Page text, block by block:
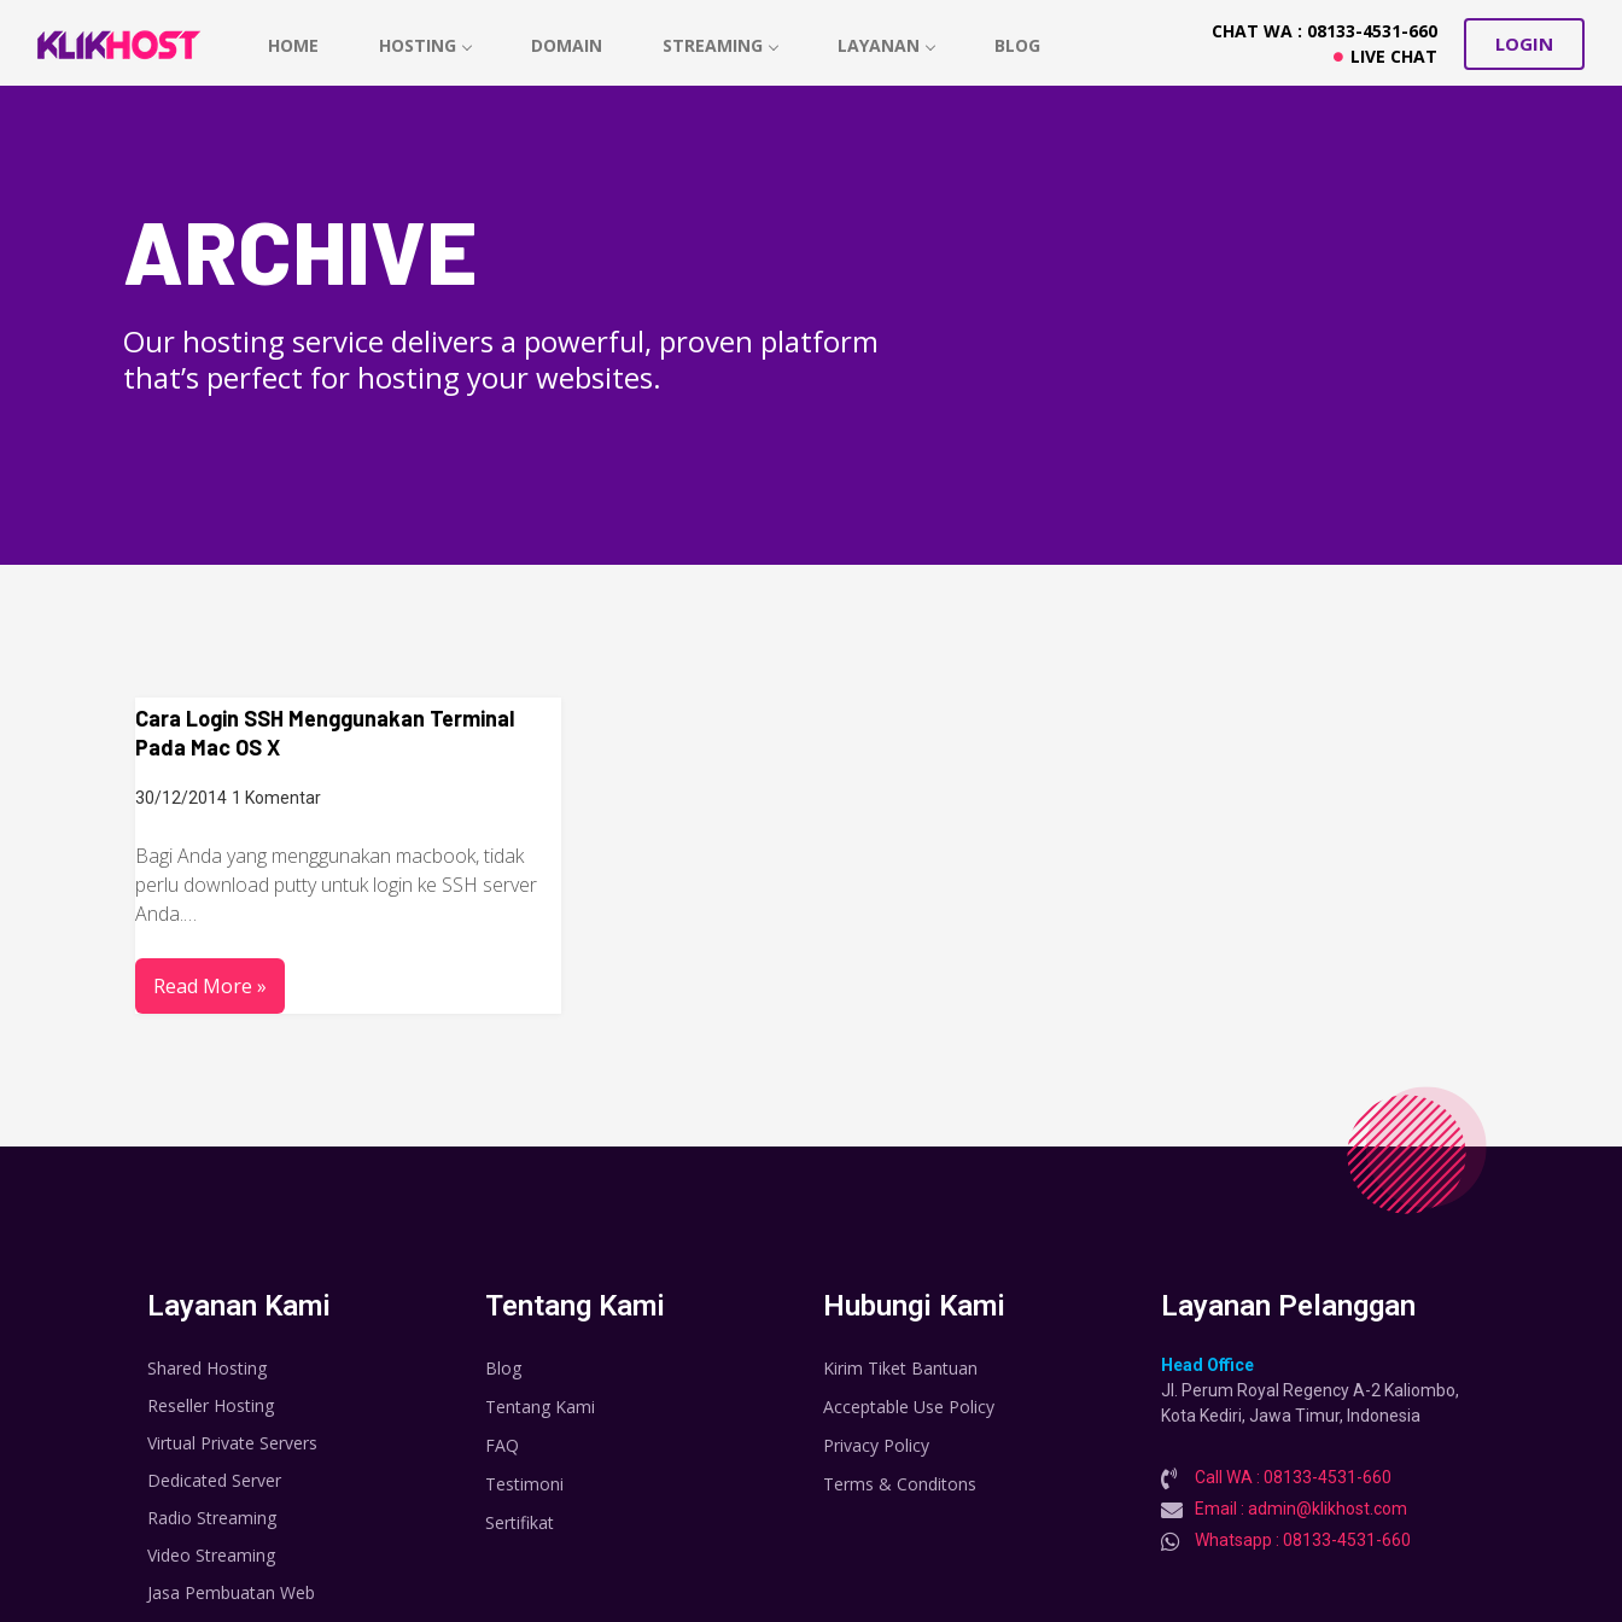
HOME HOSTING DOMAIN STREAMING LAYANAN BLOG
CHAT WA : 08133-4531-660
LIVE CHAT
LOGIN
ARCHIVE
Our hosting service delivers a powerful, proven platform
that’s perfect for hosting your websites.
Cara Login SSH Menggunakan Terminal
Pada Mac OS X
30/12/2014 1 Komentar
Bagi Anda yang menggunakan macbook, tidak
perlu download putty untuk login ke SSH server
Anda.…
Read More »
Layanan Kami
Shared Hosting
Reseller Hosting
Virtual Private Servers
Dedicated Server
Radio Streaming
Video Streaming
Jasa Pembuatan Web
Tentang Kami
Blog
Tentang Kami
FAQ
Testimoni
Sertifikat
Hubungi Kami
Kirim Tiket Bantuan
Acceptable Use Policy
Privacy Policy
Terms & Conditons
Layanan Pelanggan
Head Office
Jl. Perum Royal Regency A-2 Kaliombo,
Kota Kediri, Jawa Timur, Indonesia
Call WA : 08133-4531-660
Email : admin@klikhost.com
Whatsapp : 08133-4531-660